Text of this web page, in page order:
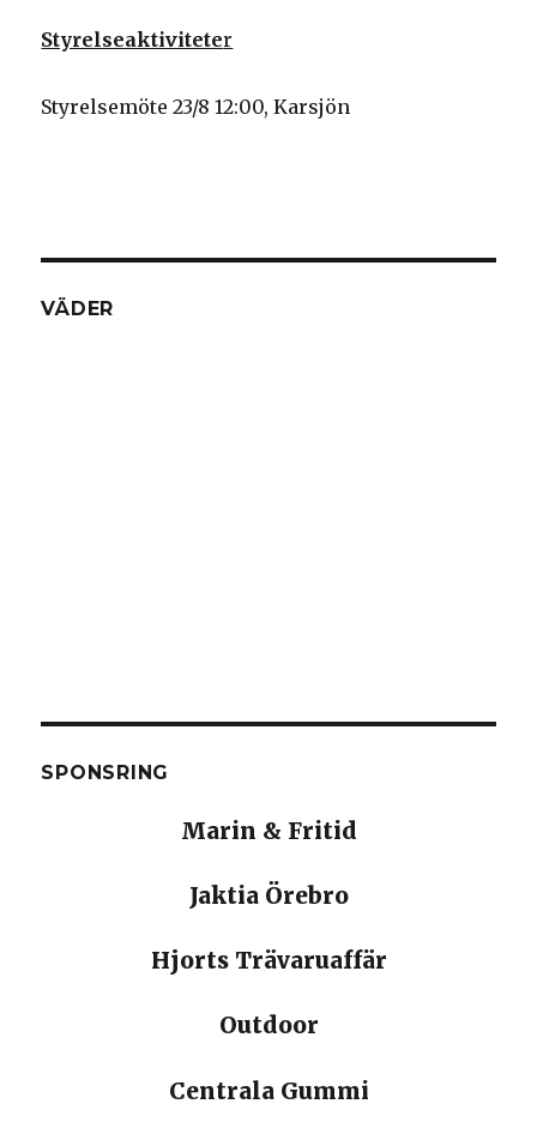
Styrelseaktiviteter
Styrelsemöte 23/8 12:00, Karsjön
VÄDER
SPONSRING
Marin & Fritid
Jaktia Örebro
Hjorts Trävaruaffär
Outdoor
Centrala Gummi